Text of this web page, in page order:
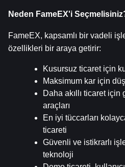
Neden FameEX'i
FameEX, kapsamlı bir vadeli
özellikleri bir araya getirir:
Kusursuz ticaret için
Maksimum kar için
Daha akıllı ticaret
araçları
En iyi tüccarları
ticareti
Güvenli ve istikrarlı
teknoloji